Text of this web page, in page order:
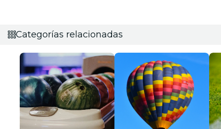
Categorías relacionadas